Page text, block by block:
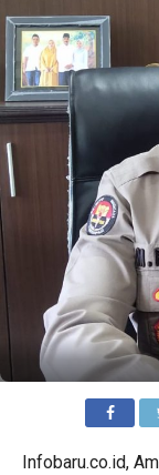
Infobaru.co.id,